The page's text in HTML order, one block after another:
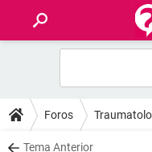
FOROS
SALUD
Foros
Tema Anterior